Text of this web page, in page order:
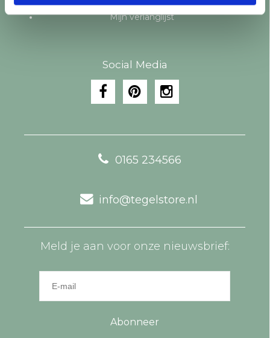
Mijn verlanglijst
Social Media
0165 234566
info@tegelstore.nl
Meld je aan voor onze nieuwsbrief:
Abonneer